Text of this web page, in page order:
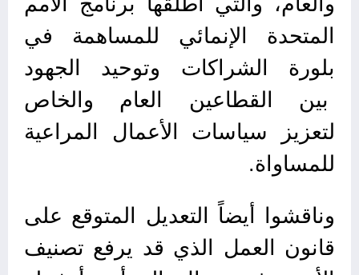
المتحدة الإنمائي للمساهمة في
بلورة الشراكات وتوحيد الجهود
بين القطاعين العام والخاص
لتعزيز سياسات الأعمال المراعية
للمساواة.
وناقشوا أيضاً التعديل المتوقع على
قانون العمل الذي قد يرفع تصنيف